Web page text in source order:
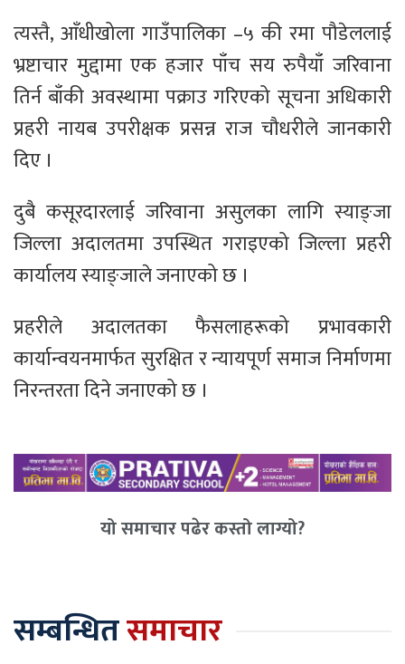
त्यस्तै, आँधीखोला गाउँपालिका –५ की रमा पौडेललाई
भ्रष्टाचार मुद्दामा एक हजार पाँच सय रुपैयाँ जरिवाना
तिर्न बाँकी अवस्थामा पक्राउ गरिएको सूचना अधिकारी
प्रहरी नायब उपरीक्षक प्रसन्न राज चौधरीले जानकारी
दिए ।
दुबै कसूरदारलाई जरिवाना असुलका लागि स्याङ्जा
जिल्ला अदालतमा उपस्थित गराइएको जिल्ला प्रहरी
कार्यालय स्याङ्जाले जनाएको छ ।
प्रहरीले अदालतका फैसलाहरूको प्रभावकारी
कार्यान्वयनमार्फत सुरक्षित र न्यायपूर्ण समाज निर्माणमा
निरन्तरता दिने जनाएको छ ।
यो समाचार पढेर कस्तो लाग्यो?
सम्बन्धितसमाचार